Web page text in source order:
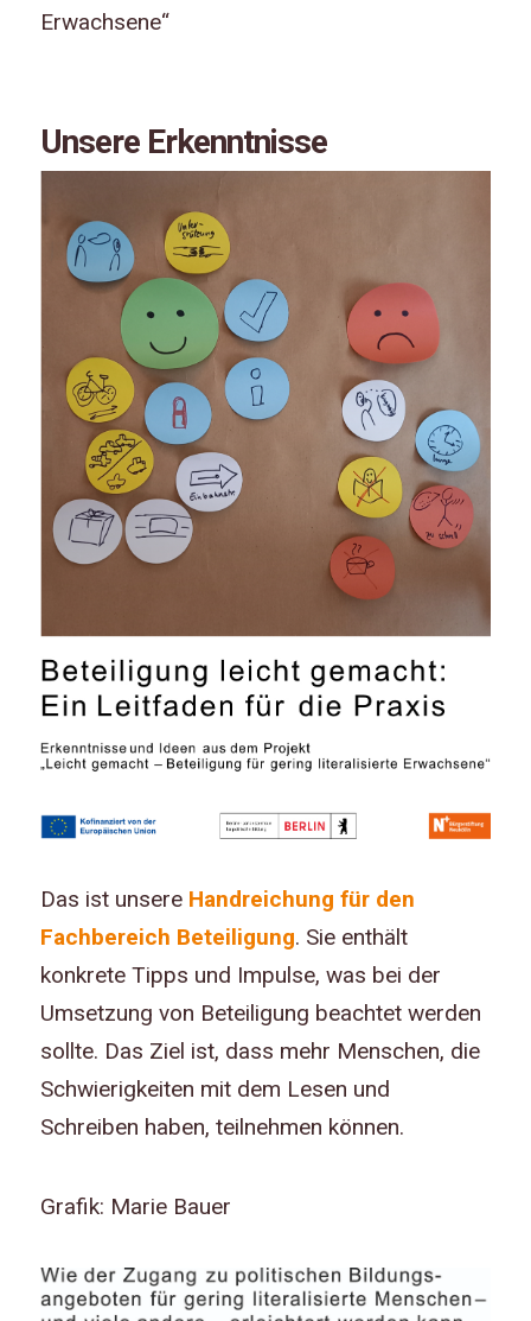
Erwachsene“
Unsere Erkenntnisse
Das ist unsere Handreichung für den
Fachbereich Beteiligung. Sie enthält
konkrete Tipps und Impulse, was bei der
Umsetzung von Beteiligung beachtet werden
sollte. Das Ziel ist, dass mehr Menschen, die
Schwierigkeiten mit dem Lesen und
Schreiben haben, teilnehmen können.
Grafik: Marie Bauer